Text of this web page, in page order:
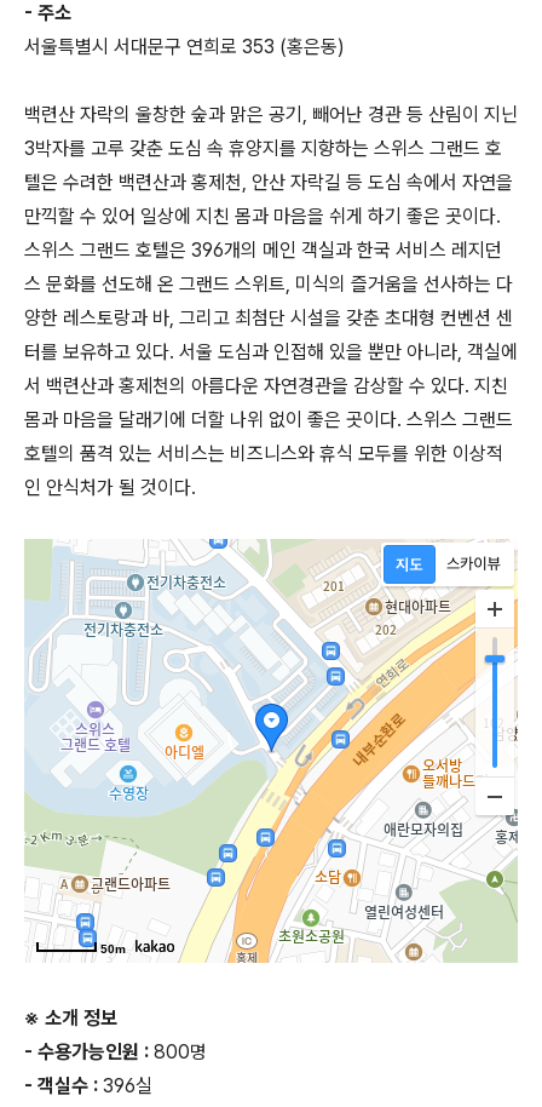
- 주소
서울특별시 서대문구 연희로 353 (홍은동)
백련산 자락의 울창한 숲과 맑은 공기, 빼어난 경관 등 산림이 지닌
3박자를 고루 갖춘 도심 속 휴양지를 지향하는 스위스 그랜드 호
텔은 수려한 백련산과 홍제천, 안산 자락길 등 도심 속에서 자연을
만끽할 수 있어 일상에 지친 몸과 마음을 쉬게 하기 좋은 곳이다.
스위스 그랜드 호텔은 396개의 메인 객실과 한국 서비스 레지던
스 문화를 선도해 온 그랜드 스위트, 미식의 즐거움을 선사하는 다
양한 레스토랑과 바, 그리고 최첨단 시설을 갖춘 초대형 컨벤션 센
터를 보유하고 있다. 서울 도심과 인접해 있을 뿐만 아니라, 객실에
서 백련산과 홍제천의 아름다운 자연경관을 감상할 수 있다. 지친
몸과 마음을 달래기에 더할 나위 없이 좋은 곳이다. 스위스 그랜드
호텔의 품격 있는 서비스는 비즈니스와 휴식 모두를 위한 이상적
인 안식처가 될 것이다.
50m
※ 소개 정보
- 수용가능인원 : 800명
- 객실수 : 396실